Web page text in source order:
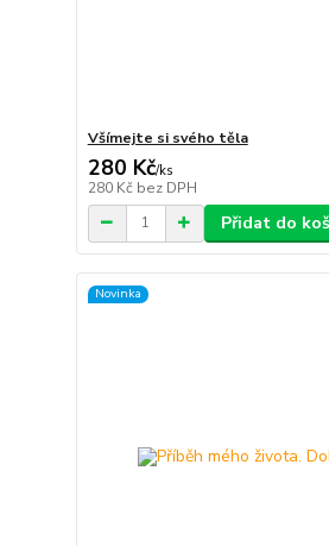
Všímejte si svého těla
280 Kč/ks
280 Kč bez DPH
Přidat do
Novinka